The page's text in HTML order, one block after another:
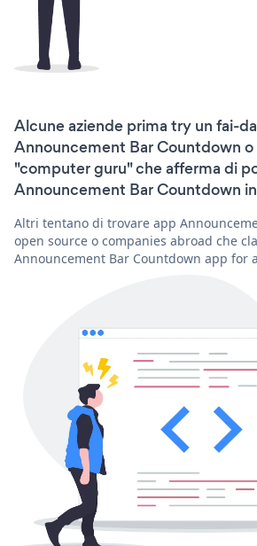
Alcune aziende prima try un fai-
Announcement Bar Countdown o
"computer guru" che afferma di
Announcement Bar Countdown
Altri tentano di trovare app
open source o companies abroad che
Announcement Bar Countdown app for